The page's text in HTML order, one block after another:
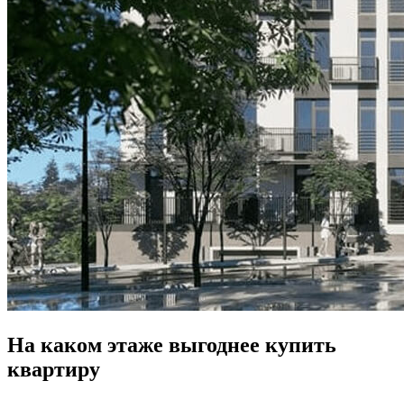
На каком этаже выгоднее купить
квартиру